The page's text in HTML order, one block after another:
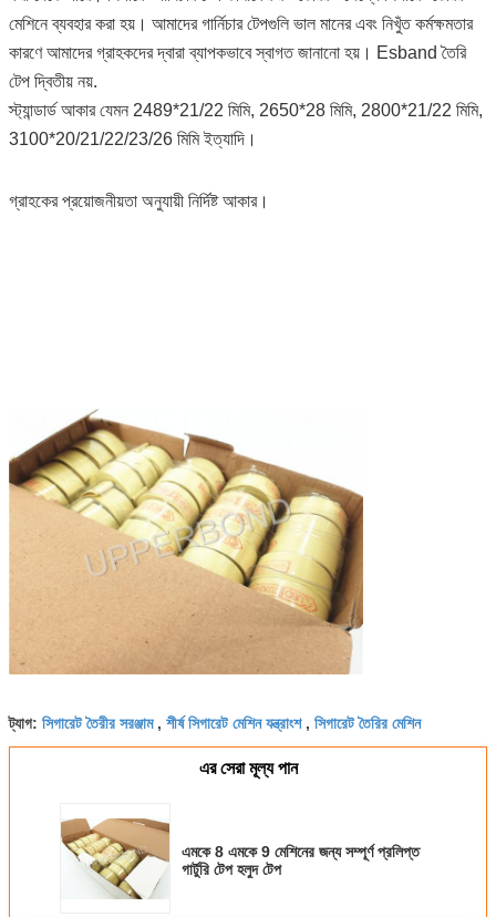
মেশিনে ব্যবহার করা হয়। আমাদের গার্নিচার টেপগুলি ভাল মানের এবং নিখুঁত কর্মক্ষমতার
কারণে আমাদের গ্রাহকদের দ্বারা ব্যাপকভাবে স্বাগত জানানো হয়। Esband তৈরি
টেপ দ্বিতীয় নয়.
স্ট্যান্ডার্ড আকার যেমন 2489*21/22 মিমি, 2650*28 মিমি, 2800*21/22 মিমি,
3100*20/21/22/23/26 মিমি ইত্যাদি।
গ্রাহকের প্রয়োজনীয়তা অনুযায়ী নির্দিষ্ট আকার।
ট্যাগ: সিগারেট তৈরীর সরঞ্জাম, শীর্ষ সিগারেট মেশিন যন্ত্রাংশ, সিগারেট তৈরির মেশিন
এর সেরা মূল্য পান
এমকে 8 এমকে 9 মেশিনের জন্য সম্পূর্ণ প্রলিপ্ত
গার্টুরি টেপ হলুদ টেপ